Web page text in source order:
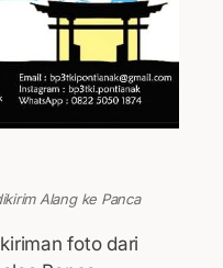
Alang ke Panca
foto dari